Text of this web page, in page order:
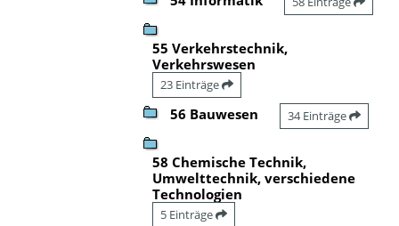
55 Verkehrstechnik,
Verkehrswesen
23 Einträge
56 Bauwesen 34 Einträge
58 Chemische Technik,
Umwelttechnik, verschiedene
Technologien
5 Einträge